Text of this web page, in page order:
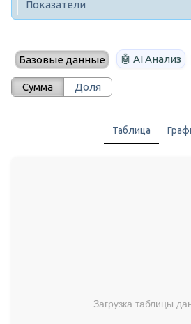
Базовые данные 🤖 AI Анализ
Сумма Доля
Таблица
Загрузка таблицы